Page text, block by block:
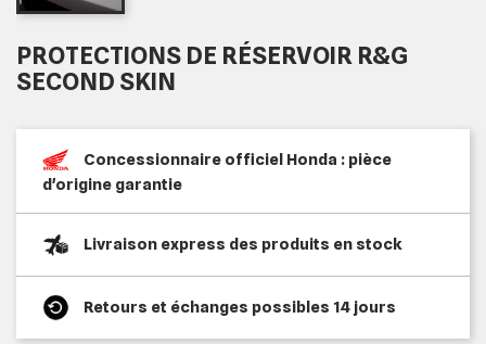
PROTECTIONS DE RÉSERVOIR R&G
SECOND SKIN
Concessionnaire officiel Honda : pièce
d'origine garantie
Livraison express des produits en stock
Retours et échanges possibles 14 jours